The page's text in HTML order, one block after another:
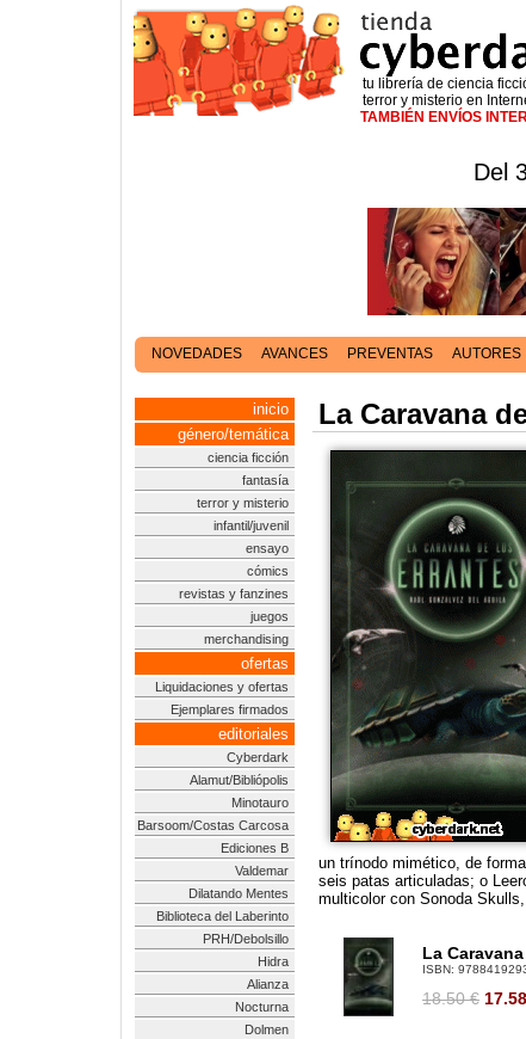
tu librería de ciencia
terror y misterio en
TAMBIÉN ENVÍOS
Del
NOVEDADES AVANCES PREVENTAS AUTORES
inicio
género/temática
ciencia ficción
fantasía
terror y misterio
infantil/juvenil
ensayo
cómics
revistas y fanzines
juegos
merchandising
ofertas
Liquidaciones y ofertas
Ejemplares firmados
editoriales
Cyberdark
Alamut/Bibliópolis
Minotauro
Barsoom/Costas Carcosa
Ediciones B
Valdemar
Dilatando Mentes
Biblioteca del Laberinto
PRH/Debolsillo
Hidra
Alianza
Nocturna
Dolmen
La Caravana
un trínodo mimético, de
seis patas articuladas; o
multicolor con Sonoda
La
ISBN:
18.50 € 17.58